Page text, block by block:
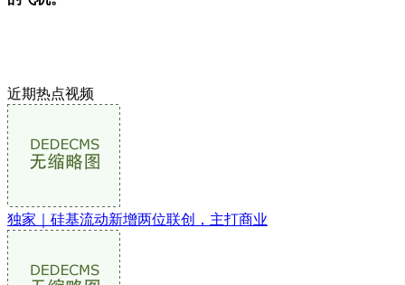
近期热点视频
独家｜硅基流动新增两位联创，主打商业